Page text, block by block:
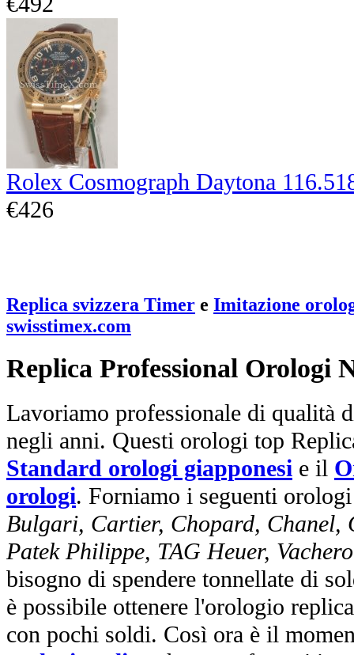
Rolex Cosmograph Daytona
€426
Replica svizzera Timer e Imitazione
swisstimex.com
Replica Professional Orologi
Lavoriamo professionale di qualità
negli anni. Questi orologi top
Standard orologi giapponesi e il
orologi. Forniamo i seguenti
Bulgari, Cartier, Chopard, Chanel,
Patek Philippe, TAG Heuer,
bisogno di spendere tonnellate di
è possibile ottenere l'orologio
con pochi soldi. Così ora è il